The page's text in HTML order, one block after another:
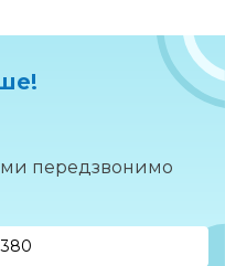
ми передзвонимо